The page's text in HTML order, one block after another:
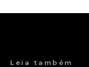
Leia também